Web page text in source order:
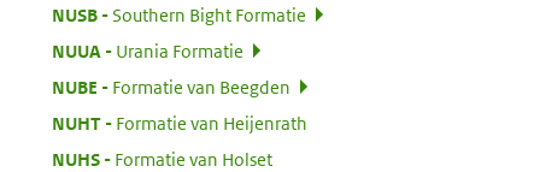
NUSB:
Southern Bight Formatie
NUUA
Urania Formatie
NUBE
Formatie van Beegden
NUHT:
Formatie van Heijenrath
NUHS:
Formatie van Holset